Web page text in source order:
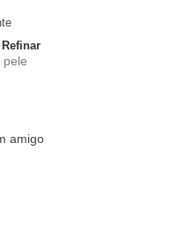
pele
Sensação na Pele
amigo